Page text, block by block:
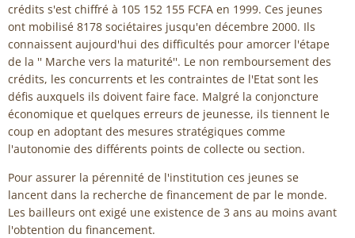
crédits s'est chiffré à 105 152 155 FCFA en 1999. Ces jeunes
ont mobilisé 8178 sociétaires jusqu'en décembre 2000. Ils
connaissent aujourd'hui des difficultés pour amorcer l'étape
de la '' Marche vers la maturité''. Le non remboursement des
crédits, les concurrents et les contraintes de l'Etat sont les
défis auxquels ils doivent faire face. Malgré la conjoncture
économique et quelques erreurs de jeunesse, ils tiennent le
coup en adoptant des mesures stratégiques comme
l'autonomie des différents points de collecte ou section.
Pour assurer la pérennité de l'institution ces jeunes se
lancent dans la recherche de financement de par le monde.
Les bailleurs ont exigé une existence de 3 ans au moins avant
l'obtention du financement.